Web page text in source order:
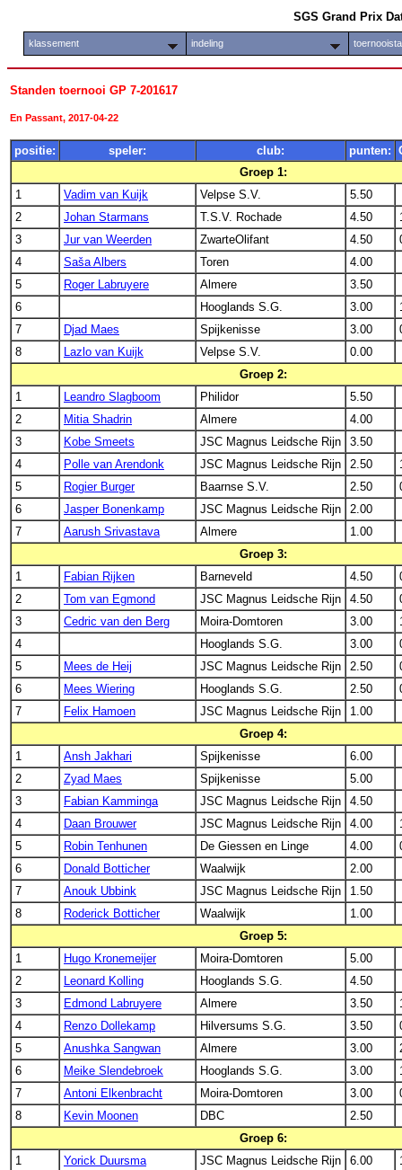
SGS Grand Prix
klassement indeling
Standen toernooi GP 7-201617
En Passant, 2017-04-22
positie: speler: club: punten:
Groep 1:
1
Vadim van Kuijk Velpse S.V.
5.50
2
Johan Starmans T.S.V. Rochade 4.50
3
Jur van Weerden ZwarteOlifant 4.50
4
Saša Albers Toren
4.00
5
Roger Labruyere Almere
3.50
6
Hooglands S.G. 3.00
7
Djad Maes Spijkenisse 3.00
8
Lazlo van Kuijk Velpse S.V.
0.00
Groep 2:
1
Leandro Slagboom Philidor
5.50
2
Mitia Shadrin Almere
4.00
3
Kobe Smeets JSC Magnus Leidsche Rijn
3.50
4
Polle van Arendonk JSC Magnus Leidsche Rijn 2.50
5
Rogier Burger Baarnse S.V. 2.50
6
Jasper Bonenkamp JSC Magnus Leidsche Rijn
2.00
7
Aarush Srivastava Almere
1.00
Groep 3:
1
Fabian Rijken Barneveld 4.50
2
Tom van Egmond JSC Magnus Leidsche Rijn 4.50
3
Cedric van den Berg Moira-Domtoren 3.00
4
Hooglands S.G. 3.00
5
Mees de Heij JSC Magnus Leidsche Rijn 2.50
6
Mees Wiering Hooglands S.G. 2.50
7
Felix Hamoen JSC Magnus Leidsche Rijn
1.00
Groep 4:
1
Ansh Jakhari Spijkenisse
6.00
2
Zyad Maes Spijkenisse
5.00
3
Fabian Kamminga JSC Magnus Leidsche Rijn
4.50
4
Daan Brouwer JSC Magnus Leidsche Rijn 4.00
5
Robin Tenhunen De Giessen en Linge 4.00
6
Donald Botticher Waalwijk
2.00
7
Anouk Ubbink JSC Magnus Leidsche Rijn
1.50
8
Roderick Botticher Waalwijk
1.00
Groep 5:
1
Hugo Kronemeijer Moira-Domtoren
5.00
2
Leonard Kolling Hooglands S.G.
4.50
3
Edmond Labruyere Almere 3.50
4
Renzo Dollekamp Hilversums S.G. 3.50
5
Anushka Sangwan Almere 3.00
6
Meike Slendebroek Hooglands S.G. 3.00
7
Antoni Elkenbracht Moira-Domtoren 3.00
8
Kevin Moonen DBC
2.50
Groep 6:
1
Yorick Duursma JSC Magnus Leidsche Rijn 6.00